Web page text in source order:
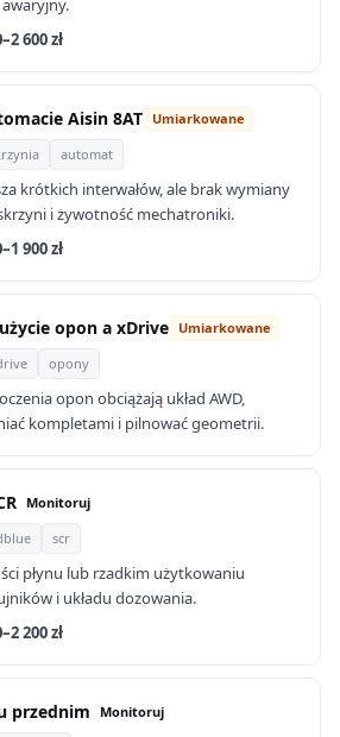
600 zł
Aisin 8AT Umiarkowane
automat
krótkich interwałów, ale brak wymiany
i żywotność mechatroniki.
900 zł
opon a xDrive Umiarkowane
opony
opon obciążają układ AWD,
kompletami i pilnować geometrii.
Monitoruj
scr
płynu lub rzadkim użytkowaniu
i układu dozowania.
200 zł
przednim Monitoruj